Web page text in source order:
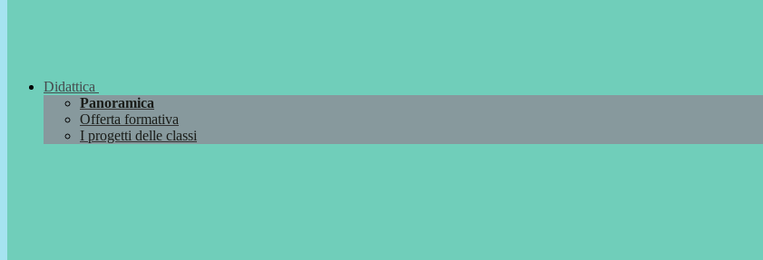
Didattica
Panoramica
Offerta formativa
I progetti delle classi